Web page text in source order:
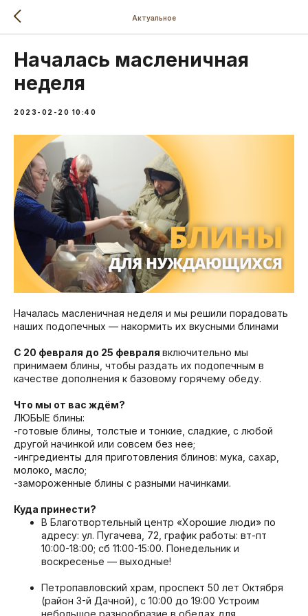
Актуальное
Началась масленичная
неделя
2023-02-20 10:40
Началась масленичная неделя и мы решили порадовать
наших подопечных — накормить их вкусными блинами
С 20 февраля до 25 февраля включительно мы
принимаем блины, чтобы раздать их подопечным в
качестве дополнения к базовому горячему обеду.
Что мы от вас ждём?
ЛЮБЫЕ блины:
-готовые блины, толстые и тонкие, сладкие, с любой
другой начинкой или совсем без нее;
-ингредиенты для приготовления блинов: мука, сахар,
молоко, масло;
-замороженные блины с разными начинками.
Куда принести?
В Благотвортельный центр «Хорошие люди» по
адресу: ул. Пугачева, 72, график работы: вт-пт
10:00-18:00; сб 11:00-15:00. Понедельник и
воскресенье — выходные!
Петропавловский храм, проспект 50 лет Октября
(район 3-й Дачной), с 10:00 до 19:00 Устроим
небольшое разнообразие в обедах для